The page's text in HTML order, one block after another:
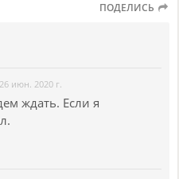
ПОДЕЛИСЬ
26 июн. 2020 г.
ждать. Если я